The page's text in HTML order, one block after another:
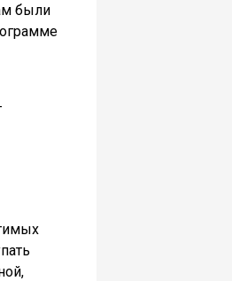
были